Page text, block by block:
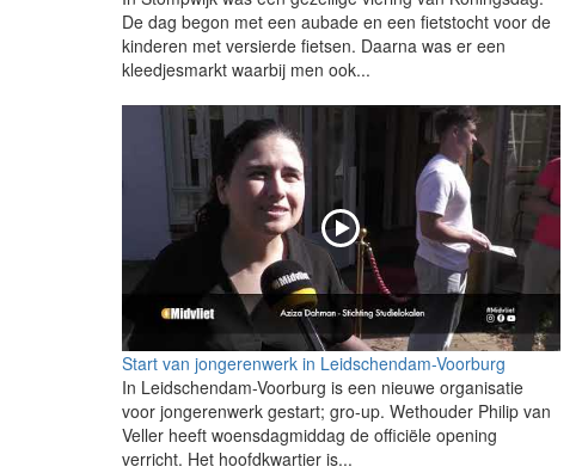
De dag begon met een aubade en een fietstocht voor de
kinderen met versierde fietsen. Daarna was er een
kleedjesmarkt waarbij men ook...
Start van jongerenwerk in Leidschendam-Voorburg
In Leidschendam-Voorburg is een nieuwe organisatie
voor jongerenwerk gestart; gro-up. Wethouder Philip van
Veller heeft woensdagmiddag de officiële opening
verricht. Het hoofdkwartier is...